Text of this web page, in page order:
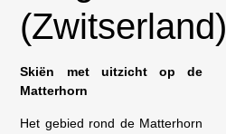
(Zwitserland)
Skiën met uitzicht op de
Matterhorn
Het gebied rond de Matterhorn